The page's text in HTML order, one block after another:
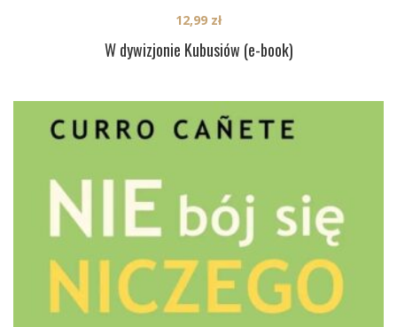
W dywizjonie Kubusiów (e-book)
12,99 zł